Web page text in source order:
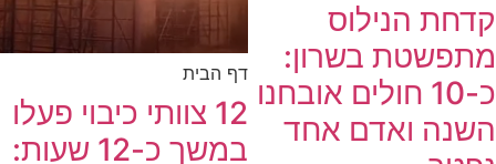
קדחת הנילוס
מתפשטת בשרון:
כ-10 חולים אובחנו
השנה ואדם אחד
דף הבית
12 צוותי כיבוי פעלו
במשך כ-12 שעות: